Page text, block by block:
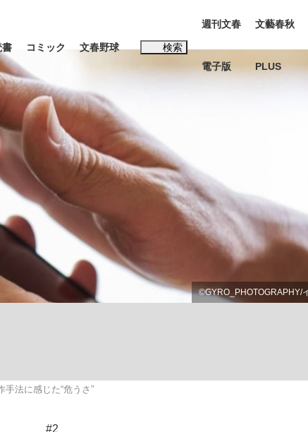
タビュー
圭佑が初めて明かした日本代表監督に...
のいま
書 コミック 文春野球 検索
#松田聖子
週刊文春
電子版
文藝春秋
PLUS
法に感じた“危うさ”
#2